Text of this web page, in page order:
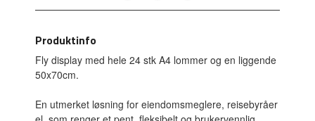
Produktinfo
Fly display med hele 24 stk A4 lommer og en liggende
50x70cm.
En utmerket løsning for eiendomsmeglere, reisebyråer